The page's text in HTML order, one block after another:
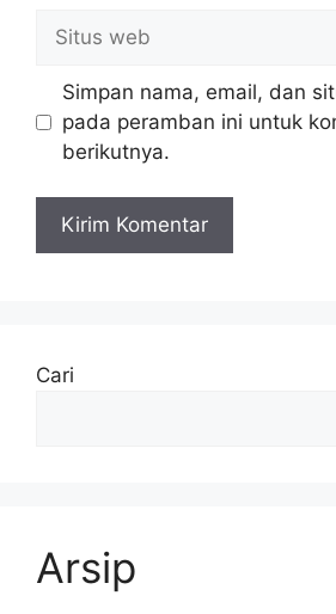
web
Simpan nama, email, dan
pada peramban ini untuk
berikutnya.
Cari
Arsip